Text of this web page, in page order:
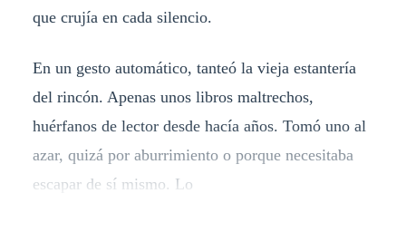
que crujía en cada silencio.
En un gesto automático, tanteó la vieja estantería
del rincón. Apenas unos libros maltrechos,
huérfanos de lector desde hacía años. Tomó uno al
azar, quizá por aburrimiento o porque necesitaba
escapar de sí mismo. Lo